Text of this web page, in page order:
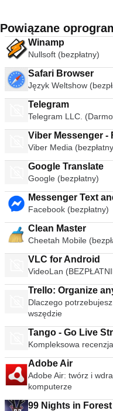
Powiązane
Winamp
Nullsoft (bezpłatny)
Safari Browser
Język Weltshow
Telegram
Telegram LLC.
Viber Media
Google Translate
Google (bezpłatny)
Facebook (bezpłatny)
Clean Master
Cheetah Mobile
VLC for Android
VideoLan
Trello: Organize
Dlaczego
wszędzie
Kompleksowa
Adobe Air
Adobe Air: twórz i
komputerze
99 Nights in